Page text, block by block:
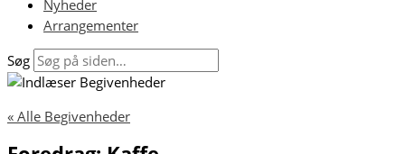
Nyheder
Arrangementer
Søg
« Alle Begivenheder